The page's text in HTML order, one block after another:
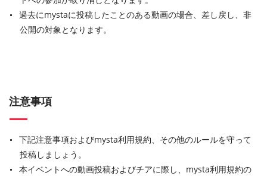
過去にmystaに投稿したことのある動画の場合、差し戻し、非
公開の対象となります。
注意事項
下記注意事項およびmysta利用規約、その他のルールを守って
投稿しましょう。
本イベントへの動画投稿およびチアに際し、mysta利用規約の